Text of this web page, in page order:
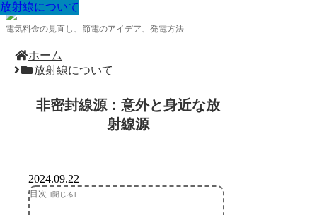
電気料金の見直し、節電のアイデア、発電方法
ホーム
放射線について
非密封線源：意外と身近な放
射線源
放射線について
2024.09.22
目次
放射線について
放射線について
放射線について
放射線について
放射線について
放射線について
放射線について
放射線について